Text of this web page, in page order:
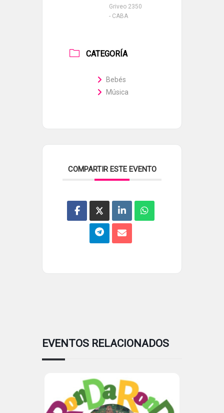
Griveo 2350
- CABA
CATEGORÍA
Bebés
Música
COMPARTIR ESTE EVENTO
EVENTOS RELACIONADOS